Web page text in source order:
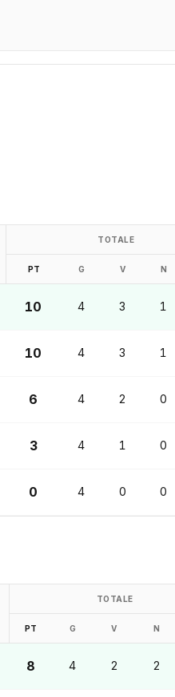
TOTALE
PT G V N
10 4 3 1
10 4 3 1
6 4 2 0
3 4 1 0
0 4 0 0
TOTALE
PT G V N
8 4 2 2